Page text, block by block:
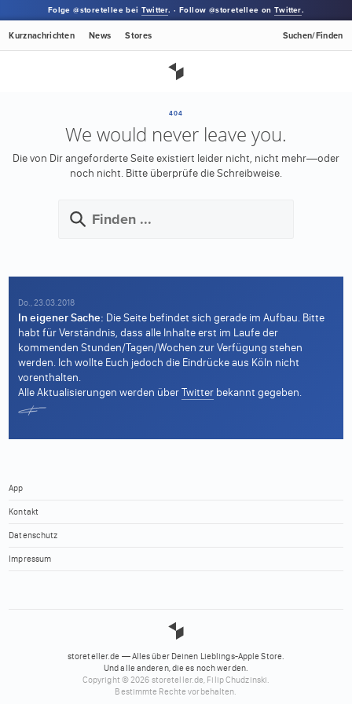
Folge @storetellee beiTwitter. · Follow @storetellee onTwitter.
Kurznachrichten News Stores Suchen/Finden
404
We would never leave you.
Die von Dir angeforderte Seite existiert leider nicht, nicht mehr—oder
noch nicht. Bitte überprüfe die Schreibweise.
Do., 23.03.2018
In eigener Sache: Die Seite befindet sich gerade im Aufbau. Bitte
habt für Verständnis, dass alle Inhalte erst im Laufe der
kommenden Stunden/Tagen/Wochen zur Verfügung stehen
werden. Ich wollte Euch jedoch die Eindrücke aus Köln nicht
vorenthalten.
Alle Aktualisierungen werden überTwitter bekannt gegeben.
App
Kontakt
Datenschutz
Impressum
storeteller.de — Alles über Deinen Lieblings-Apple Store.
Und alle anderen, die es noch werden.
Copyright © 2026 storeteller.de, Filip Chudzinski.
Bestimmte Rechte vorbehalten.